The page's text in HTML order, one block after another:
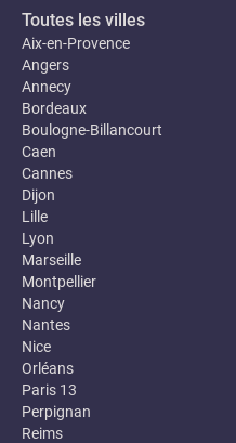
Toutes les villes
Aix-en-Provence
Angers
Annecy
Bordeaux
Boulogne-Billancourt
Caen
Cannes
Dijon
Lille
Lyon
Marseille
Montpellier
Nancy
Nantes
Nice
Orléans
Paris 13
Perpignan
Reims